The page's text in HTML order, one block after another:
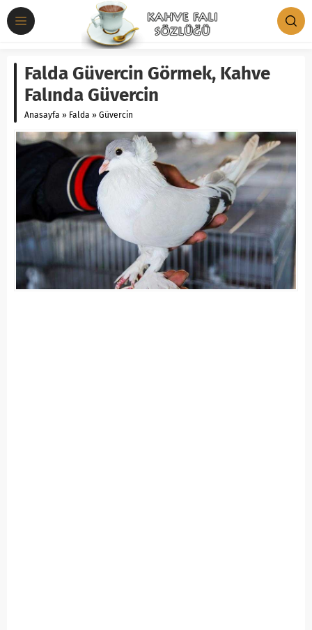
Falda Güvercin Görmek, Kahve
Falında Güvercin
Anasayfa » Falda » Güvercin